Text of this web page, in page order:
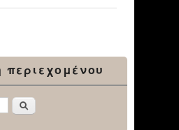
περιεχομένου
Αναζήτηση